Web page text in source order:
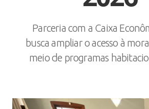
Parceria com a Caixa
busca ampliar o acesso à
meio de programas